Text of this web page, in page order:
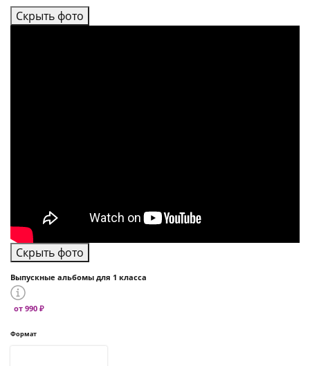
Скрыть фото
Скрыть фото
Выпускные альбомы для 1 класса
от 990 ₽
Формат